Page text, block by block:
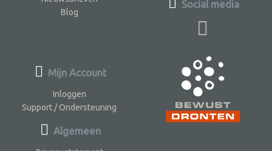
Blog
Social media
Mijn Account
Inloggen
Support / Ondersteuning
Algemeen